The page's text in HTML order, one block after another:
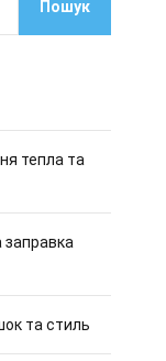
Пошук
тепла та
заправка
та стиль